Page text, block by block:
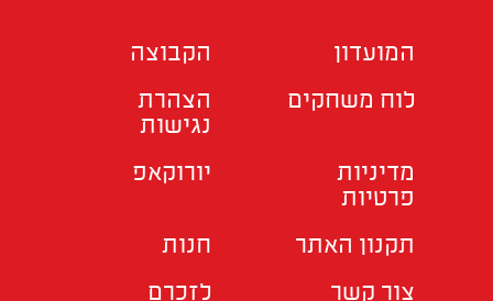
המועדון
הקבוצה
לוח משחקים
הצהרת
נגישות
מדיניות
פרטיות
יורוקאפ
תקנון האתר
חנות
צור קשר
לזכרם